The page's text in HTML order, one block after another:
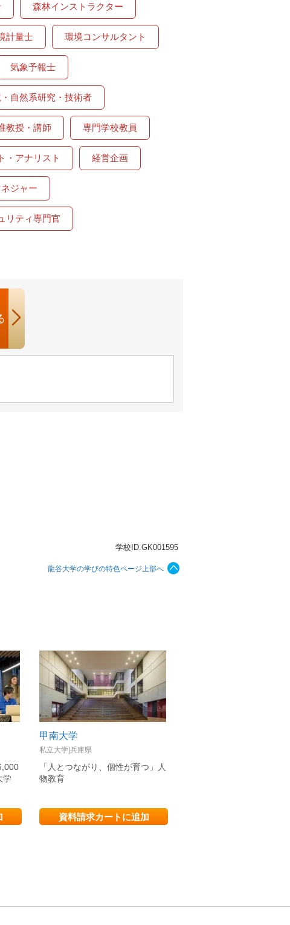
森林インストラクター
計量士 環境コンサルタント
気象予報士
自然系研究・技術者
教授・講師 専門学校教員
・アナリスト 経営企画
ジャー
リティ専門官
学校ID.GK001595
龍谷大学の学びの特色ページ上部へ
学
甲南大学
私立大学|兵庫県
「人とつながり、個性が育つ」人
物教育
資料請求カートに追加